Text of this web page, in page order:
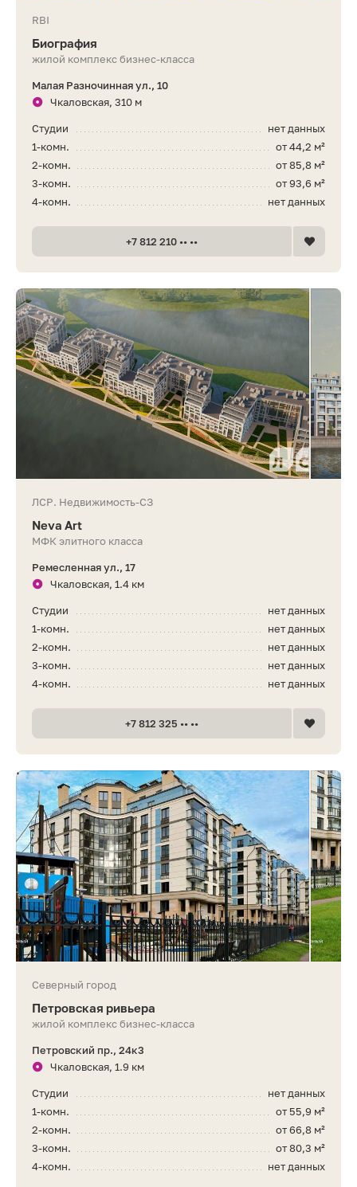
RBI
Биография
жилой комплекс бизнес-класса
Малая Разночинная ул., 10
Чкаловская, 310 м
нет данных
Студии
от 44,2 м²
1-комн.
от 85,8 м²
2-комн.
от 93,6 м²
3-комн.
нет данных
4-комн.
+7 812 210 •• ••
ЛСР. Недвижимость-СЗ
Neva Art
МФК элитного класса
Ремесленная ул., 17
Чкаловская, 1.4 км
нет данных
Студии
нет данных
1-комн.
нет данных
2-комн.
нет данных
3-комн.
нет данных
4-комн.
+7 812 325 •• ••
Северный город
Петровская ривьера
жилой комплекс бизнес-класса
Петровский пр., 24к3
Чкаловская, 1.9 км
нет данных
Студии
от 55,9 м²
1-комн.
от 66,8 м²
2-комн.
от 80,3 м²
3-комн.
нет данных
4-комн.